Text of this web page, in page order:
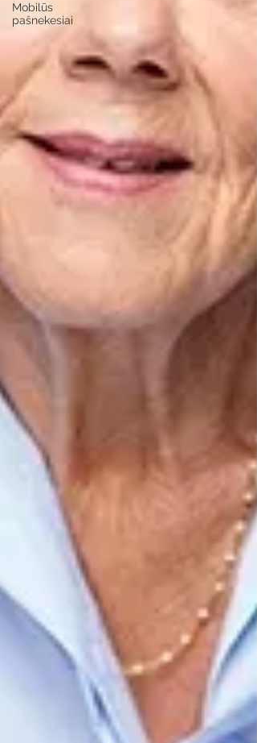
Mobilūs
pašnekesiai